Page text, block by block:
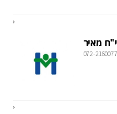
מאיר
072-2160077